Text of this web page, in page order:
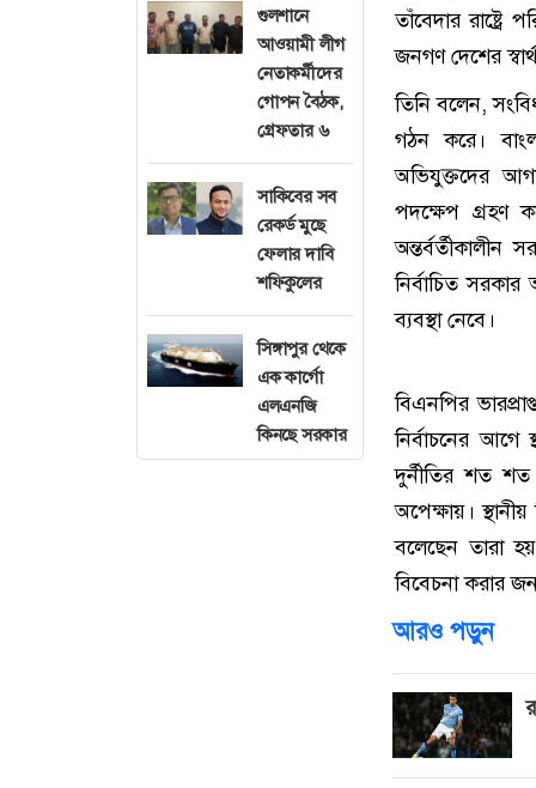
গুলশানে
আওয়ামী লীগ
নেতাকর্মীদের
গোপন বৈঠক,
গ্রেফতার ৬
সাকিবের সব
রেকর্ড মুছে
ফেলার দাবি
শফিকুলের
সিঙ্গাপুর থেকে
এক কার্গো
এলএনজি
কিনছে সরকার
তাঁবেদার রাষ্ট্রে
জনগণ দেশের
তিনি বলেন,
গঠন করে।
অভিযুক্তদের
পদক্ষেপ গ্রহণ
নির্বাচিত
ব্যবস্থা নেবে।
বিএনপির
নির্বাচনের
দুর্নীতির শত শত
অপেক্ষায়।
বলেছেন তারা
বিবেচনা করার
আরও পড়ুন